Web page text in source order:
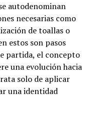
autodenominan
necesarias como
de toallas o
estos son pasos
partida, el concepto
una evolución hacia
solo de aplicar
una identidad